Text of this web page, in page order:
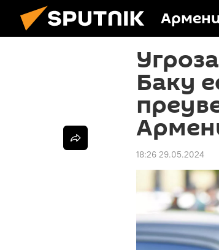
Баку
18:26 29.05.2024